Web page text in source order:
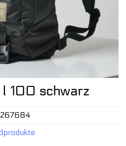
100 schwarz